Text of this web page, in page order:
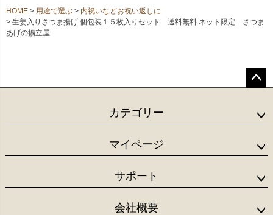
HOME 用途で選ぶ
内祝いなどお祝い返しに
生姜入りさつま揚げ 個包装１５枚入りセット 送料無料 ネット限定 さつま
あげの揚立屋
ップ
カテゴリー
マイページ
サポート
会社概要